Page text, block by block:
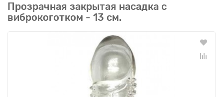
Прозрачная закрытая насадка с
виброкоготком - 13 см.